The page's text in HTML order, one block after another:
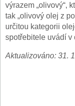
výrazem „olivový“,
tak „olivový olej z
určitou kategorii
spotřebitele uvádí v
Aktualizováno: 31.